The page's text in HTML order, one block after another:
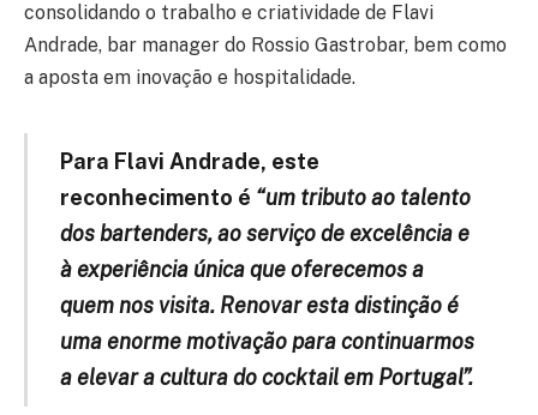
consolidando o trabalho e criatividade de Flavi
Andrade, bar manager do Rossio Gastrobar, bem como
a aposta em inovação e hospitalidade.
Para Flavi Andrade, este
reconhecimento é “um tributo ao talento
dos bartenders, ao serviço de excelência e
à experiência única que oferecemos a
quem nos visita. Renovar esta distinção é
uma enorme motivação para continuarmos
a elevar a cultura do cocktail em Portugal”.